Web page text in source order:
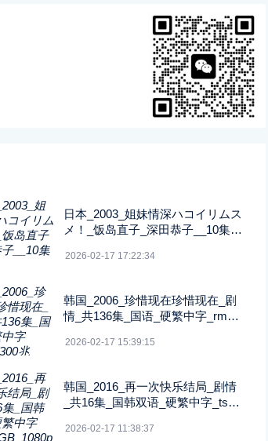
日本_2003_姐妹情深ハコイリムス
メ！_饭岛直子_深田恭子__10集_
2026-02-17 17:22:34
韩国_2006_珍惜现在珍惜现在_剧
情_共136集_国语_硬繁中字_rmvb
2026-02-17 15:39:15
韩国_2016_再一次快乐结局_剧情
_共16集_国韩双语_硬繁中字_ts_
2026-02-17 11:38:37